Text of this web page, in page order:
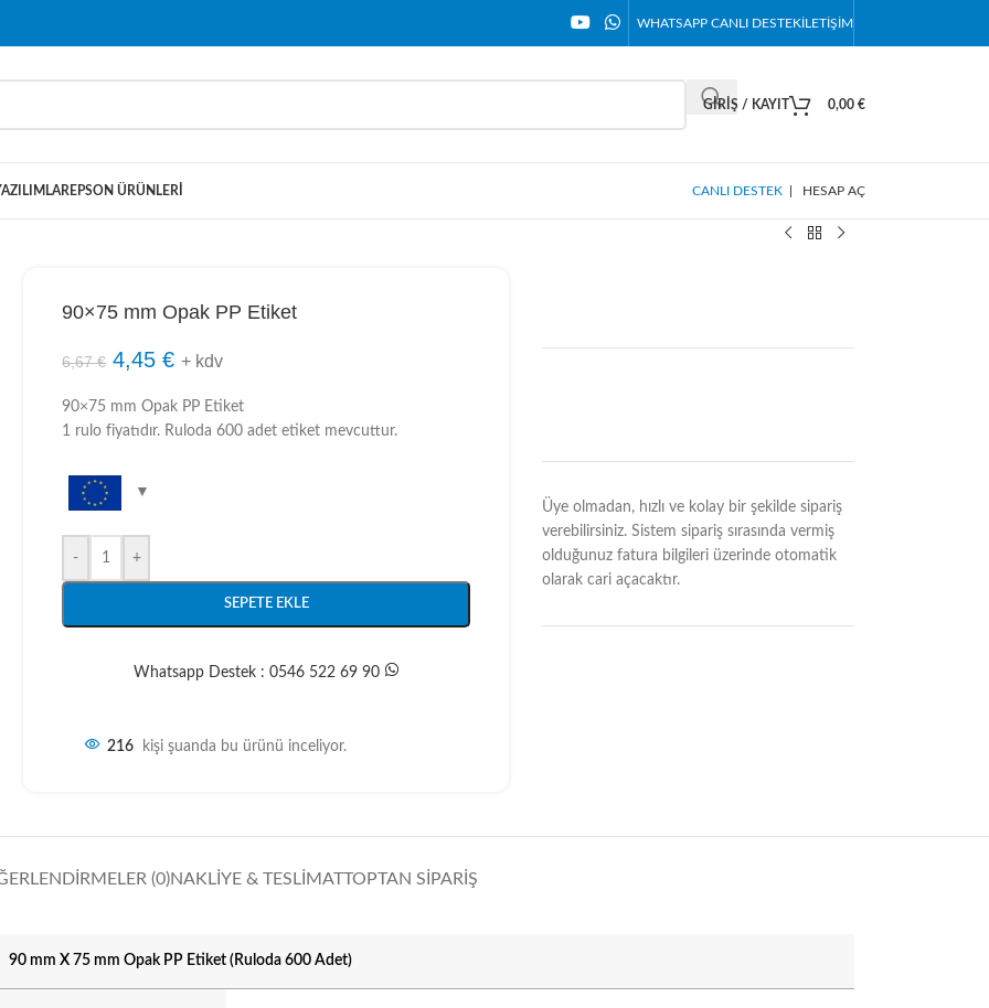
WHATSAPP CANLI DESTEKİLETIŞIM
GIRIŞ / KAYIT 0,00 €
EPSON ÜRÜNLERI CANLI DESTEK HESAP AÇ
90×75 mm Opak PP Etiket
6,67€ 4,45€ + kdv
90×75 mm Opak PP Etiket
1 rulo fiyatıdır. Ruloda 600 adet etiket mevcuttur.
- +
SEPETE EKLE
Whatsapp Destek : 0546 522 69 90
216 kişi şuanda bu ürünü inceliyor.
Üye olmadan, hızlı ve kolay bir şekilde sipariş
verebilirsiniz. Sistem sipariş sırasında vermiş
olduğunuz fatura bilgileri üzerinde otomatik
olarak cari açacaktır.
(0)NAKLIYE & TESLIMATTOPTAN SIPARIŞ
90 mm X 75 mm Opak PP Etiket (Ruloda 600 Adet)